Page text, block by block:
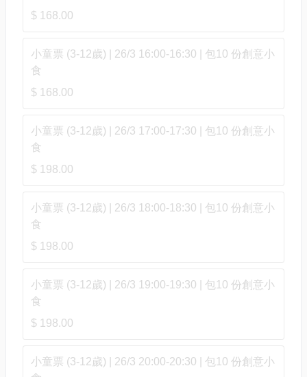
$ 168.00
小童票 (3-12歲) | 26/3 16:00-16:30 | 包10 份創意小
食
$ 168.00
小童票 (3-12歲) | 26/3 17:00-17:30 | 包10 份創意小
食
$ 198.00
小童票 (3-12歲) | 26/3 18:00-18:30 | 包10 份創意小
食
$ 198.00
小童票 (3-12歲) | 26/3 19:00-19:30 | 包10 份創意小
食
$ 198.00
小童票 (3-12歲) | 26/3 20:00-20:30 | 包10 份創意小